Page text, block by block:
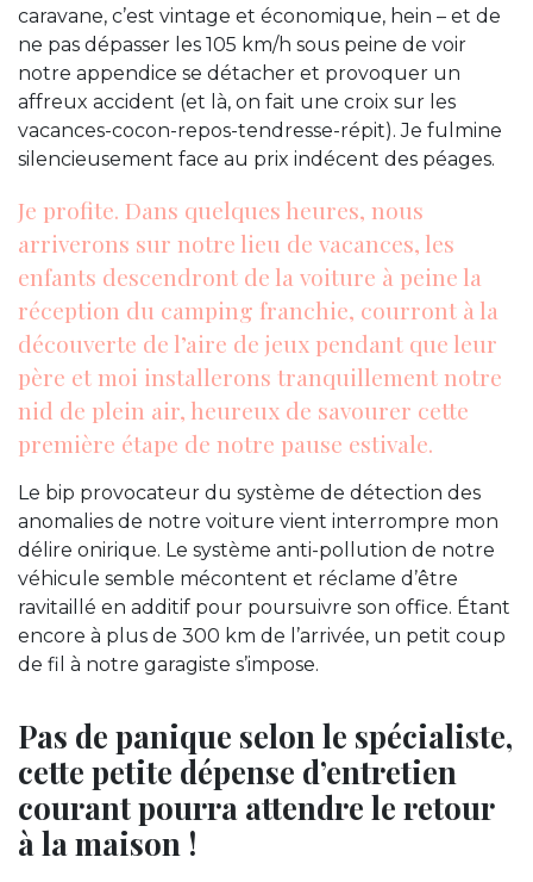
caravane, c’est vintage et économique, hein – et de
ne pas dépasser les 105 km/h sous peine de voir
notre appendice se détacher et provoquer un
affreux accident (et là, on fait une croix sur les
vacances-cocon-repos-tendresse-répit). Je fulmine
silencieusement face au prix indécent des péages.
Je profite. Dans quelques heures, nous
arriverons sur notre lieu de vacances, les
enfants descendront de la voiture à peine la
réception du camping franchie, courront à la
découverte de l’aire de jeux pendant que leur
père et moi installerons tranquillement notre
nid de plein air, heureux de savourer cette
première étape de notre pause estivale.
Le bip provocateur du système de détection des
anomalies de notre voiture vient interrompre mon
délire onirique. Le système anti-pollution de notre
véhicule semble mécontent et réclame d’être
ravitaillé en additif pour poursuivre son office. Étant
encore à plus de 300 km de l’arrivée, un petit coup
de fil à notre garagiste s’impose.
Pas de panique selon le spécialiste,
cette petite dépense d’entretien
courant pourra attendre le retour
à la maison !